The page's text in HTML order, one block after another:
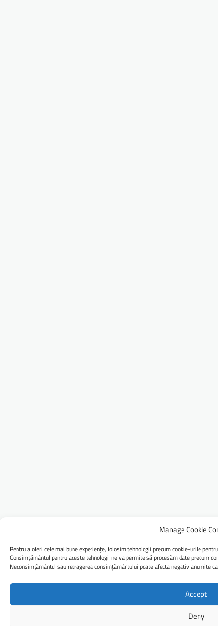
Manage Cookie
Pentru a oferi cele mai bune experiențe, folosim tehnologii precum cookie-urile
Consimțământul pentru aceste tehnologii ne va permite să procesăm date precum
Neconsimțământul sau retragerea consimțământului poate afecta negativ anumite
Accept
Deny